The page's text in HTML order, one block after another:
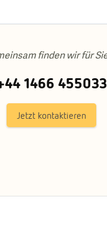
finden wir für
1466 455033
Jetzt kontaktieren